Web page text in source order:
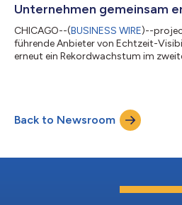
Unternehmen gemeinsam
CHICAGO--(BUSINESS WIRE)--
führende Anbieter von Echtzeit-
erneut ein Rekordwachstum im
project44 bereits das größte
Plattformen. Die ARR von project44
höher als die Summe der sechs
Back to Newsroom